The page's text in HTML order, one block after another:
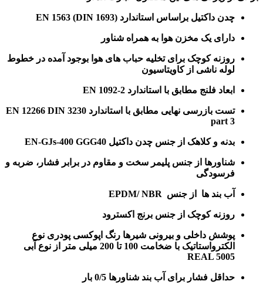
چدن داکتیل براساس استاندارد EN 1563 (DIN 1693)
دارای یک مخزن هوا به همراه شناور
روزنه کوچک برای تخلیه حباب های هوا بوجود آمده در خطوط
لوله ناشی از کاویتاسیون
ابعاد فلنج مطابق با استاندارد EN 1092-2
تست بازرسی نهایی مطابق با استاندارد EN 12266 DIN 3230
part 3
بدنه و کلاهک از جنس چدن داکتیل EN-GJs-400 GGG40
شناورها از جنس پلیمر سخت و مقاوم در برابر فشار، ضربه و
فرسودگی
آب بند ها از جنس EPDM/ NBR
روزنه کوچک از جنس برنج اکسترود
پوشش داخلی و بیرونی شیرها رنگ اپوکسی پودری نوع
الکترواستاتیک با ضخامت 100 تا 200 میلی متر از نوع آبی
REAL 5005
حداقل فشار برای آب بند شناورها 0/5 بار